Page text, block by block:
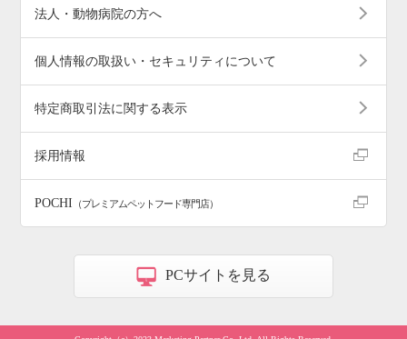
法人・動物病院の方へ
個人情報の取扱い・セキュリティについて
特定商取引法に関する表示
採用情報
POCHI （プレミアムペットフード専門店）
PCサイトを見る